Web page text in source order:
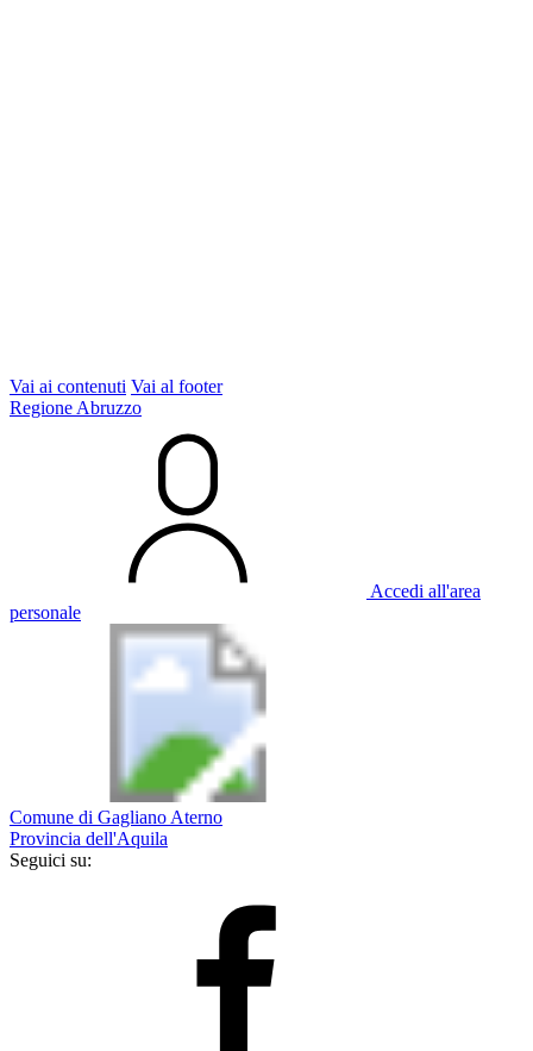
Vai ai contenuti Vai al footer
Regione Abruzzo
Accedi all'area
personale
Comune di Gagliano Aterno
Provincia dell'Aquila
Seguici su: